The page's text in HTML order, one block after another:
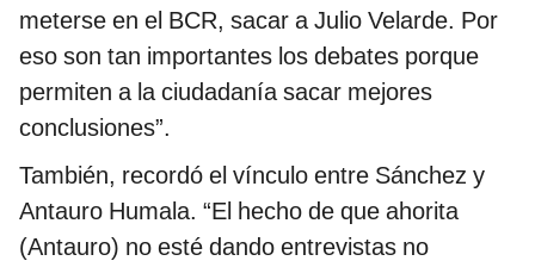
meterse en el BCR, sacar a Julio Velarde. Por
eso son tan importantes los debates porque
permiten a la ciudadanía sacar mejores
conclusiones”.
También, recordó el vínculo entre Sánchez y
Antauro Humala. “El hecho de que ahorita
(Antauro) no esté dando entrevistas no